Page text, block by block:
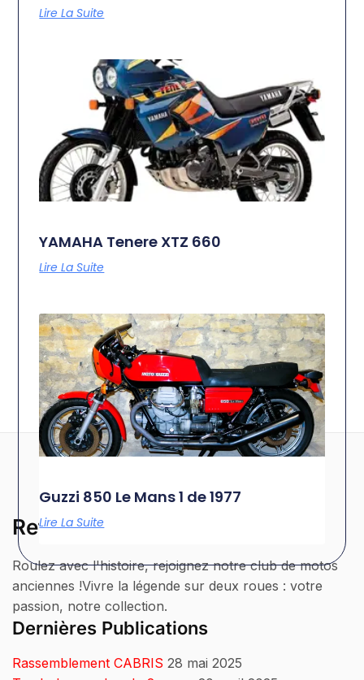
Lire La Suite
YAMAHA Tenere XTZ 660
Lire La Suite
Guzzi 850 Le Mans 1 de 1977
Lire La Suite
Retrolegende
Roulez avec l'histoire, rejoignez notre club de motos
anciennes !Vivre la légende sur deux roues : votre
passion, notre collection.
Dernières Publications
Rassemblement CABRIS 28 mai 2025